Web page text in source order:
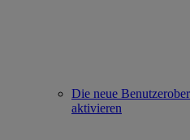
Die neue
aktivieren